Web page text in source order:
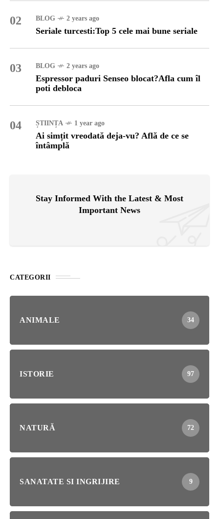
02 BLOG 2 years ago
Seriale turcesti:Top 5 cele mai bune seriale
03 BLOG 2 years ago
Espressor paduri Senseo blocat?Afla cum îl
poti debloca
04 ȘTIINȚA 1 year ago
Ai simțit vreodată deja-vu? Află de ce se
întâmplă
Stay Informed With the Latest & Most
Important News
CATEGORII
ANIMALE 34
ISTORIE 97
NATURĂ 72
SANATATE SI INGRIJIRE 9